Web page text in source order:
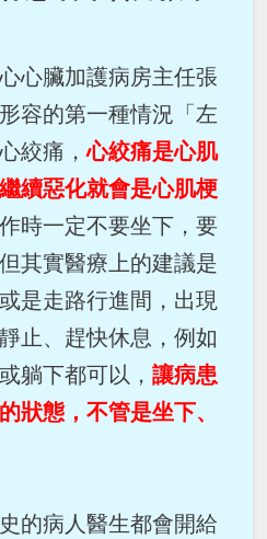
心臟加護病房主任張
容的第一種情況「左
絞痛，心絞痛是心肌
續惡化就會是心肌梗
時一定不要坐下，要
其實醫療上的建議是
是走路行進間，出現
止、趕快休息，例如
躺下都可以，讓病患
狀態，不管是坐下、
的病人醫生都會開給